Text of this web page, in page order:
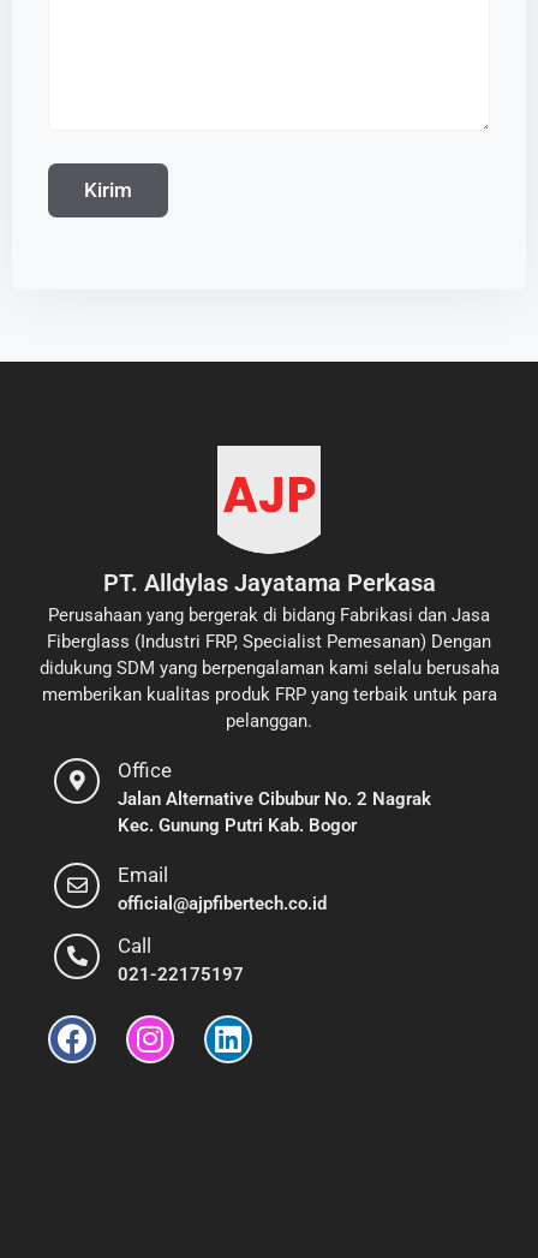
PT. Alldylas Jayatama Perkasa
Perusahaan yang bergerak di bidang Fabrikasi dan Jasa
Fiberglass (Industri FRP, Specialist Pemesanan) Dengan
didukung SDM yang berpengalaman kami selalu berusaha
memberikan kualitas produk FRP yang terbaik untuk para
pelanggan.
Office
Jalan Alternative Cibubur No. 2 Nagrak
Kec. Gunung Putri Kab. Bogor
Email
official@ajpfibertech.co.id
Call
021-22175197